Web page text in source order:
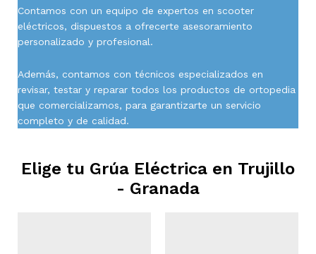
Contamos con un equipo de expertos en scooter
eléctricos, dispuestos a ofrecerte asesoramiento
personalizado y profesional.
Además, contamos con técnicos especializados en
revisar, testar y reparar todos los productos de ortopedia
que comercializamos, para garantizarte un servicio
completo y de calidad.
Elige tu Grúa Eléctrica en Trujillo
- Granada